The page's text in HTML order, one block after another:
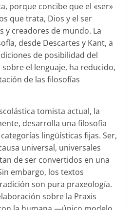
porque concibe que el «ser»
que trata, Dios y el ser
y creadores de mundo. La
desde Descartes y Kant, a
de posibilidad del
el lenguaje, ha reducido,
de las filosofías
tomista actual, la
desarrolla una filosofía
lingüísticas fijas. Ser,
universal, universales
de ser convertidos en una
embargo, los textos
son pura praxeología.
sobre la Praxis